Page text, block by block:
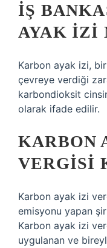
İŞ
AYAK IZI
Karbon ayak izi,
çevreye verdiği
karbondioksit
olarak ifade edilir.
KARBON
VERGISI
Karbon ayak izi
emisyonu yapan
Karbon ayak izi
uygulanan ve